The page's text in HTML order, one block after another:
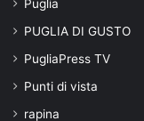
Puglia
PUGLIA DI GUSTO
PugliaPress TV
Punti di vista
rapina